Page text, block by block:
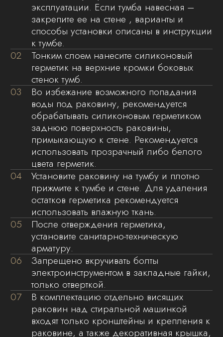
В нашей компании мы уделяем особое
внимание качеству упаковки продукции, чтобы
обеспечить её максимальную целостность
и сохранность при транспортировке. Каждое
изделие упаковывается в полиэтиленовый
пакет, углы защищаются пенопластовыми
уголками, сверху используется прочная
коробка из гофрированного картона.
Благодаря нашим высоким стандартам
упаковки, вы можете быть уверены, что ваша
покупка прибудет в идеальном состоянии,
без повреждений и дефектов. Мы стремимся
к тому, чтобы каждый клиент получил
продукцию в первозданном виде, что
подтверждает нашу репутацию надежного
партнера и производителя.
Выбирая нашу продукцию, вы выбираете
качество, безопасность и профессионализм
на каждом этапе — от производства
до доставки.